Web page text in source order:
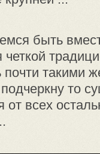
быть
почти такими
то
от всех